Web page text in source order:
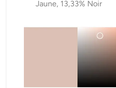
Jaune, 13,33% Noir